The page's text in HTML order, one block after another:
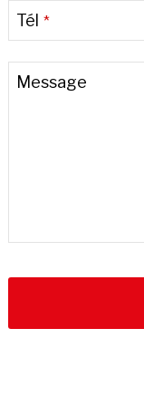
Tél *
Message